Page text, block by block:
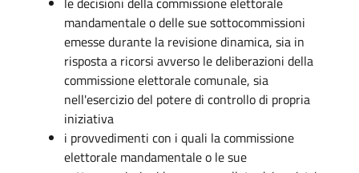
mandamentale o delle sue sottocommissioni
emesse durante la revisione dinamica, sia in
risposta a ricorsi avverso le deliberazioni della
commissione elettorale comunale, sia
nell'esercizio del potere di controllo di propria
iniziativa
i provvedimenti con i quali la commissione
elettorale mandamentale o le sue